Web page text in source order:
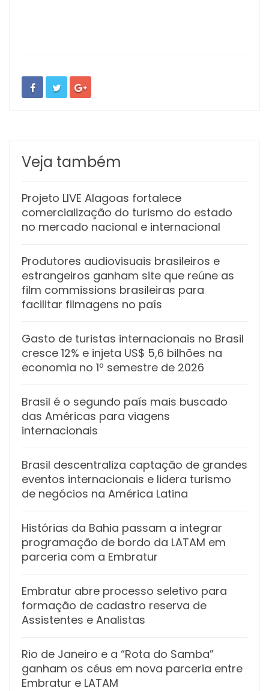
Veja também
Projeto LIVE Alagoas fortalece
comercialização do turismo do estado
no mercado nacional e internacional
Produtores audiovisuais brasileiros e
estrangeiros ganham site que reúne as
film commissions brasileiras para
facilitar filmagens no país
Gasto de turistas internacionais no Brasil
cresce 12% e injeta US$ 5,6 bilhões na
economia no 1º semestre de 2026
Brasil é o segundo país mais buscado
das Américas para viagens
internacionais
Brasil descentraliza captação de grandes
eventos internacionais e lidera turismo
de negócios na América Latina
Histórias da Bahia passam a integrar
programação de bordo da LATAM em
parceria com a Embratur
Embratur abre processo seletivo para
formação de cadastro reserva de
Assistentes e Analistas
Rio de Janeiro e a “Rota do Samba”
ganham os céus em nova parceria entre
Embratur e LATAM